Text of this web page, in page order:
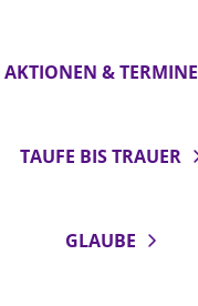
AKTIONEN & TERMINE
TAUFE BIS TRAUER
GLAUBE